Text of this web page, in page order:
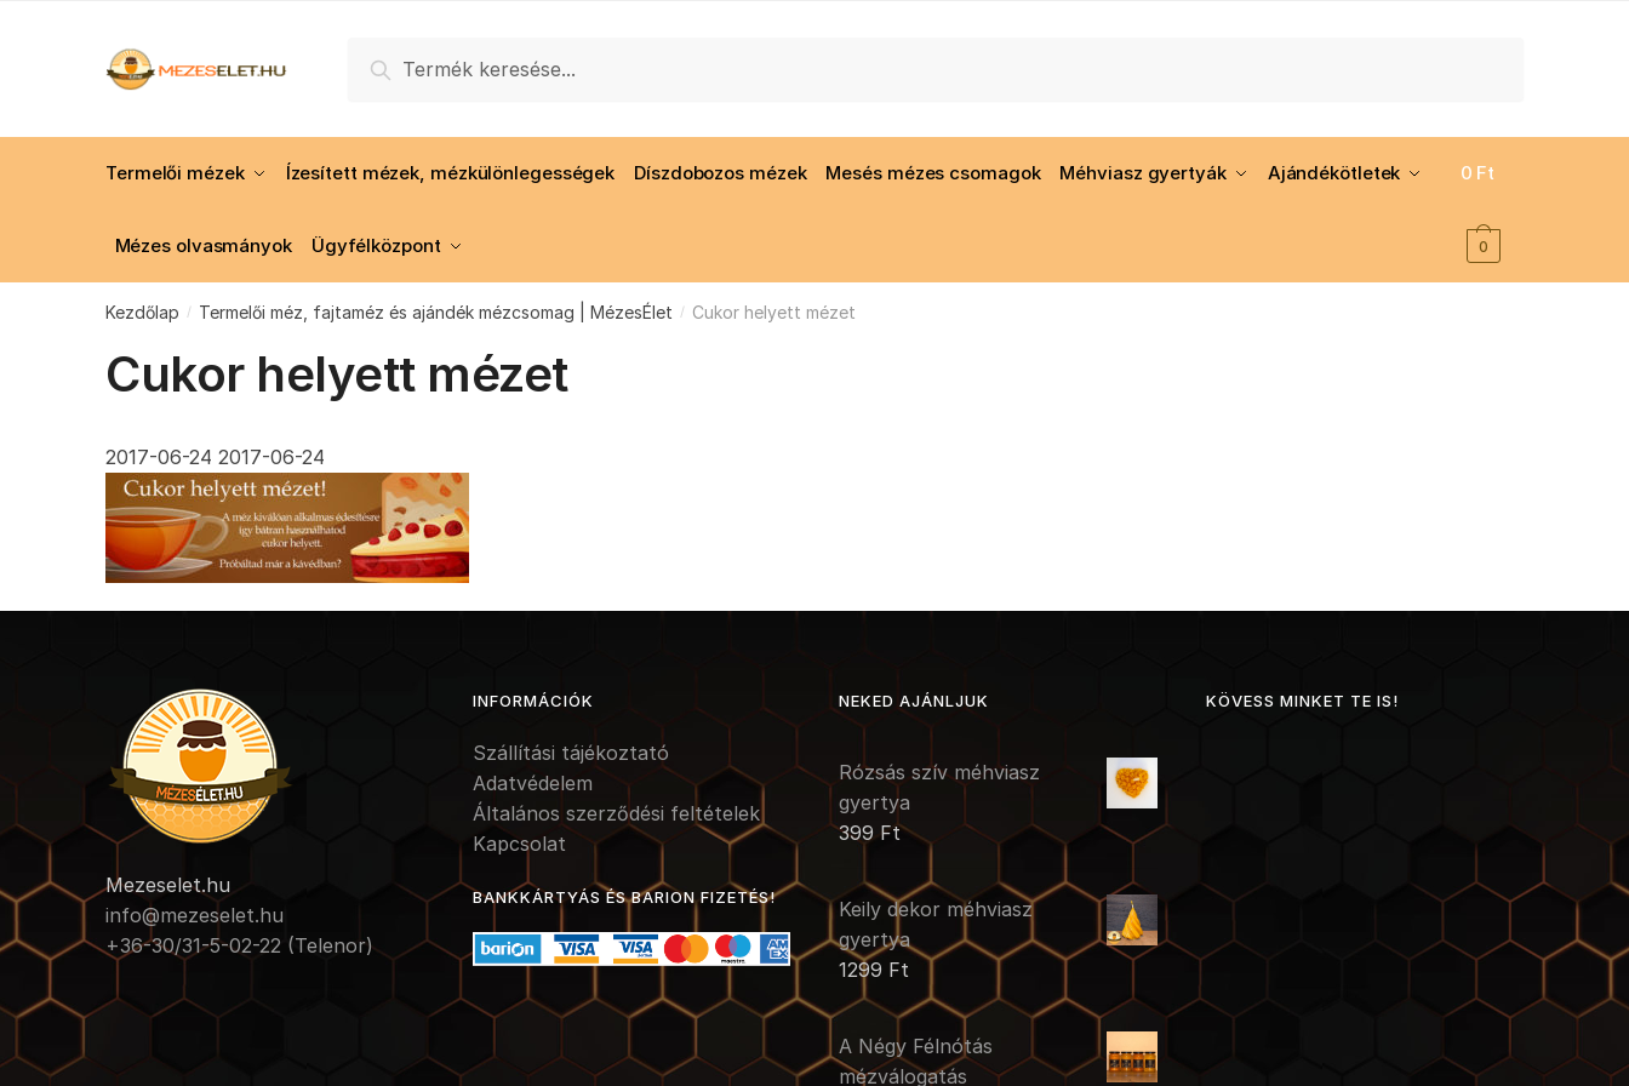
Keresés
Termelői mézek Ízesített mézek, mézkülönlegességek Díszdobozos mézek Mesés mézes csomagok Méhviasz gyertyák Ajándékötletek
Mézes olvasmányok Ügyfélközpont
0 Ft
0
Kezdőlap / Termelői méz, fajtaméz és ajándék mézcsomag | MézesÉlet / Cukor helyett mézet
Cukor helyett mézet
2017-06-24 2017-06-24
Mezeselet.hu
info@mezeselet.hu
+36-30/31-5-02-22 (Telenor)
INFORMÁCIÓK
Szállítási tájékoztató
Adatvédelem
Általános szerződési feltételek
Kapcsolat
BANKKÁRTYÁS ÉS BARION FIZETÉS!
NEKED AJÁNLJUK
Rózsás szív méhviasz
gyertya
399 Ft
Keily dekor méhviasz
gyertya
1299 Ft
A Négy Félnótás
mézválogatás
KÖVESS MINKET TE IS!